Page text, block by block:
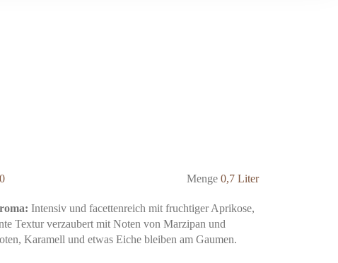
Menge 0,7 Liter
Intensiv und facettenreich mit fruchtiger Aprikose,
Textur verzaubert mit Noten von Marzipan und
Karamell und etwas Eiche bleiben am Gaumen.